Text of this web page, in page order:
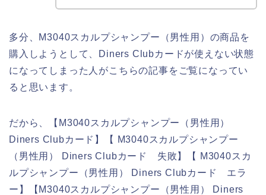
多分、M3040スカルプシャンプー（男性用）の商品を
購入しようとして、Diners Clubカードが使えない状態
になってしまった人がこちらの記事をご覧になってい
ると思います。
だから、【M3040スカルプシャンプー（男性用）
Diners Clubカード】【 M3040スカルプシャンプー
（男性用） Diners Clubカード 失敗】【 M3040スカ
ルプシャンプー（男性用） Diners Clubカード エラ
ー】【M3040スカルプシャンプー（男性用） Diners